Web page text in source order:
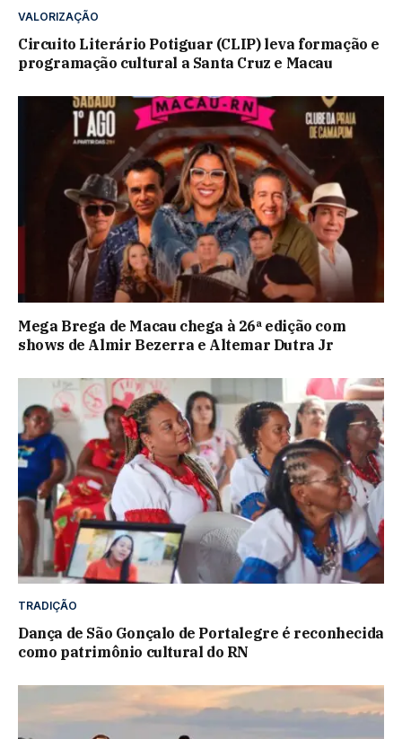
VALORIZAÇÃO
Circuito Literário Potiguar (CLIP) leva formação e
programação cultural a Santa Cruz e Macau
Mega Brega de Macau chega à 26ª edição com
shows de Almir Bezerra e Altemar Dutra Jr
TRADIÇÃO
Dança de São Gonçalo de Portalegre é reconhecida
como patrimônio cultural do RN